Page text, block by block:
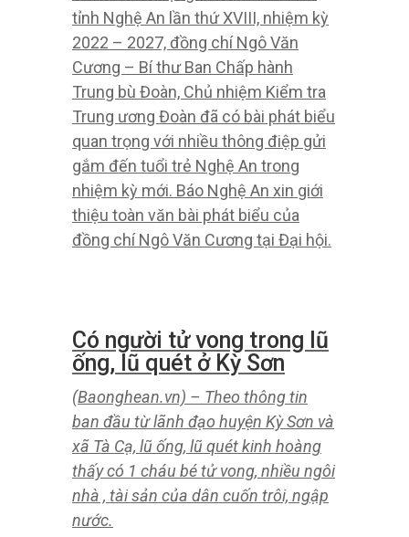
(Baonghean.vn) – Bí thư Tỉnh ủy
Nghệ An Thái Thanh Quý nhấn mạnh
và mở từng tổ chức đoàn, từng đoàn
viên, thanh niên của tỉnh cần nhân
rộng, lan tỏa từng hành động đẹp,
từng cử chỉ tốt đẹp. xây dựng cấu
hình thanh niên Nghệ An trong thời
đại mới theo hướng văn minh, hiện
đại, nghĩa tình.
ương Đoàn Ngô Văn
Cương tới tuổi trẻ Nghệ
An
(Baonghean.vn) – Sáng 2/10, tại
phiên bản quan trọng Đại hội Đoàn
Thanh niên Cộng sản Hồ Chí Minh
tỉnh Nghệ An lần thứ XVIII, nhiệm kỳ
2022 – 2027, đồng chí Ngô Văn